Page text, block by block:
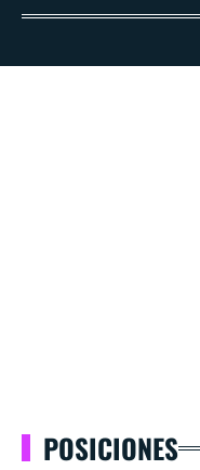
POSICIONES